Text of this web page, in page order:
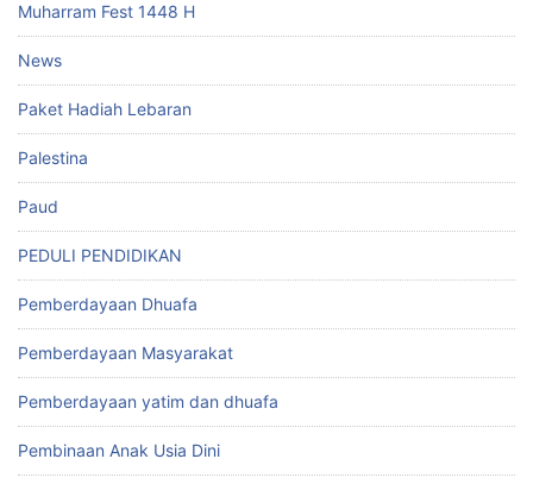
Muharram Fest 1448 H
News
Paket Hadiah Lebaran
Palestina
Paud
PEDULI PENDIDIKAN
Pemberdayaan Dhuafa
Pemberdayaan Masyarakat
Pemberdayaan yatim dan dhuafa
Pembinaan Anak Usia Dini